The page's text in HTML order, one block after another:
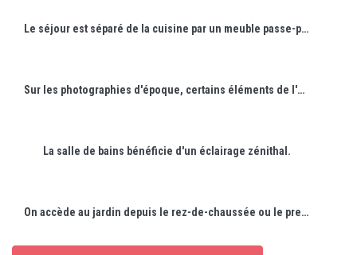
Le séjour est séparé de la cuisine par un meuble passe-plat et un bandeau vitré.
Sur les photographies d'époque, certains éléments de l'aménagement intérieur, comme la cheminée, semblent de véritables oeuvres d'art.
La salle de bains bénéficie d'un éclairage zénithal.
On accède au jardin depuis le rez-de-chaussée ou le premier étage par des escaliers.